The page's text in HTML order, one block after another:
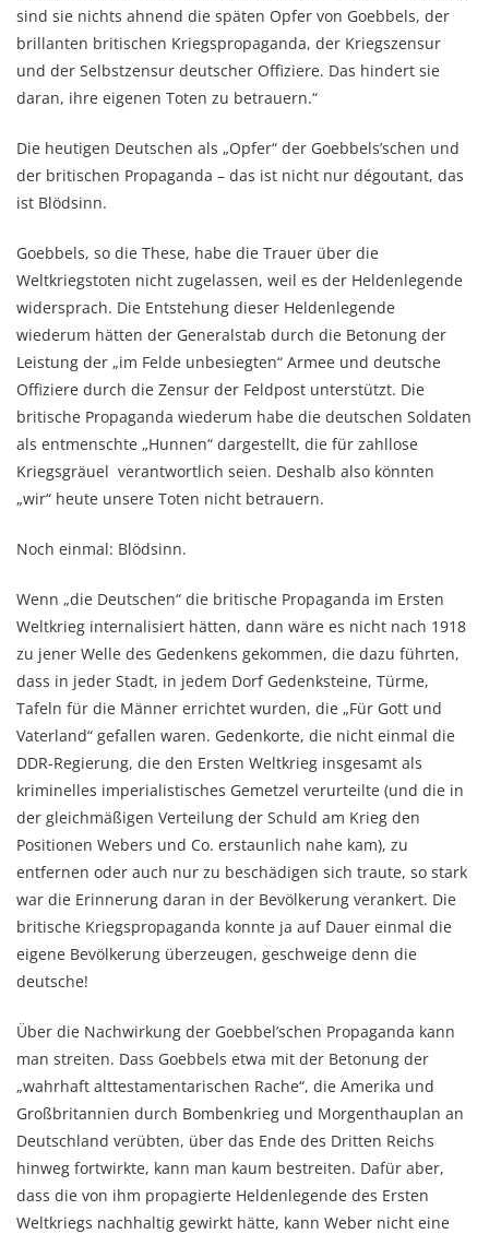
sind sie nichts ahnend die späten Opfer von Goebbels, der
brillanten britischen Kriegspropaganda, der Kriegszensur
und der Selbstzensur deutscher Offiziere. Das hindert sie
daran, ihre eigenen Toten zu betrauern.“
Die heutigen Deutschen als „Opfer“ der Goebbels’schen und
der britischen Propaganda – das ist nicht nur dégoutant, das
ist Blödsinn.
Goebbels, so die These, habe die Trauer über die
Weltkriegstoten nicht zugelassen, weil es der Heldenlegende
widersprach. Die Entstehung dieser Heldenlegende
wiederum hätten der Generalstab durch die Betonung der
Leistung der „im Felde unbesiegten“ Armee und deutsche
Offiziere durch die Zensur der Feldpost unterstützt. Die
britische Propaganda wiederum habe die deutschen Soldaten
als entmenschte „Hunnen“ dargestellt, die für zahllose
Kriegsgräuel verantwortlich seien. Deshalb also könnten
„wir“ heute unsere Toten nicht betrauern.
Noch einmal: Blödsinn.
Wenn „die Deutschen“ die britische Propaganda im Ersten
Weltkrieg internalisiert hätten, dann wäre es nicht nach 1918
zu jener Welle des Gedenkens gekommen, die dazu führten,
dass in jeder Stadt, in jedem Dorf Gedenksteine, Türme,
Tafeln für die Männer errichtet wurden, die „Für Gott und
Vaterland“ gefallen waren. Gedenkorte, die nicht einmal die
DDR-Regierung, die den Ersten Weltkrieg insgesamt als
kriminelles imperialistisches Gemetzel verurteilte (und die in
der gleichmäßigen Verteilung der Schuld am Krieg den
Positionen Webers und Co. erstaunlich nahe kam), zu
entfernen oder auch nur zu beschädigen sich traute, so stark
war die Erinnerung daran in der Bevölkerung verankert. Die
britische Kriegspropaganda konnte ja auf Dauer einmal die
eigene Bevölkerung überzeugen, geschweige denn die
deutsche!
Über die Nachwirkung der Goebbel’schen Propaganda kann
man streiten. Dass Goebbels etwa mit der Betonung der
„wahrhaft alttestamentarischen Rache“, die Amerika und
Großbritannien durch Bombenkrieg und Morgenthauplan an
Deutschland verübten, über das Ende des Dritten Reichs
hinweg fortwirkte, kann man kaum bestreiten. Dafür aber,
dass die von ihm propagierte Heldenlegende des Ersten
Weltkriegs nachhaltig gewirkt hätte, kann Weber nicht eine